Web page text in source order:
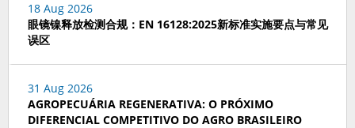
18 Aug 2026
眼镜镍释放检测合规：EN 16128:2025新标准实施要点与常见
误区
31 Aug 2026
AGROPECUÁRIA REGENERATIVA: O PRÓXIMO
DIFERENCIAL COMPETITIVO DO AGRO BRASILEIRO